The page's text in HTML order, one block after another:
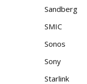
Sandberg
SMIC
Sonos
Sony
Starlink